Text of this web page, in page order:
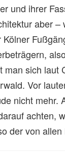
und ihrer
aber –
man sich laut
Vor
nicht mehr.
achten,
der von allen